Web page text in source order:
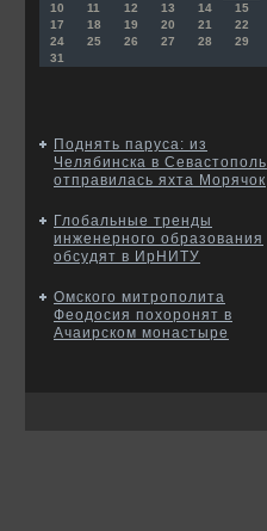
10
11 12 13 14 15
17
18 19 20 21 22
24
25 26 27 28 29
31
Поднять паруса: из
Челябинска в Севастополь
отправилась яхта Морячок
Глобальные тренды
инженерного образования
обсудят в ИрНИТУ
Омского митрополита
Феодосия похоронят в
Ачаирском монастыре